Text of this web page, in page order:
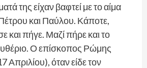
της είχαν βαφτεί με το αίμα
και Παύλου. Κάποτε,
και πήγε. Μαζί πήρε και το
Ο επίσκοπος Ρώμης
Απριλίου), όταν είδε τον